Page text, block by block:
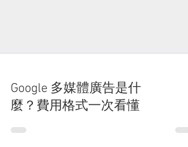
麼？費用格式一次看懂